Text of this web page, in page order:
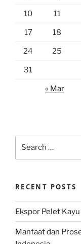
10 11
17 18
24 25
31
« Mar
RECENT POSTS
Ekspor Pelet
Manfaat dan